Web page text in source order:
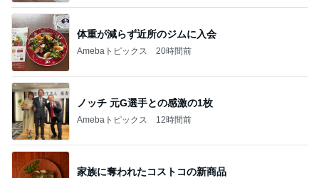
体重が減らず近所のジムに入会
Amebaトピックス 20時間前
ノッチ 元G選手との感激の1枚
Amebaトピックス 12時間前
家族に奪われたコストコの新商品